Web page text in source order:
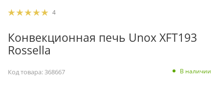
4
Конвекционная печь Unox XFT193
Rossella
Код товара:368667 В наличии